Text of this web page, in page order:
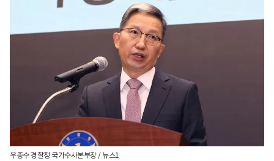
우종수 경찰청 국가수사본부장 / 뉴스1